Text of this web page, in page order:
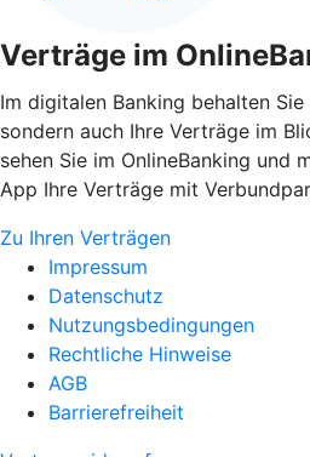
Verträge im
Im digitalen Banking behalten
sondern auch Ihre Verträge im
sehen Sie im OnlineBanking und
App Ihre Verträge mit
Zu Ihren Verträgen
Impressum
Datenschutz
Nutzungsbedingungen
Rechtliche Hinweise
AGB
Barrierefreiheit